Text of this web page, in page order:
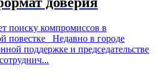
поиску компромиссов в
повестке Недавно в городе
поддержке и председательстве